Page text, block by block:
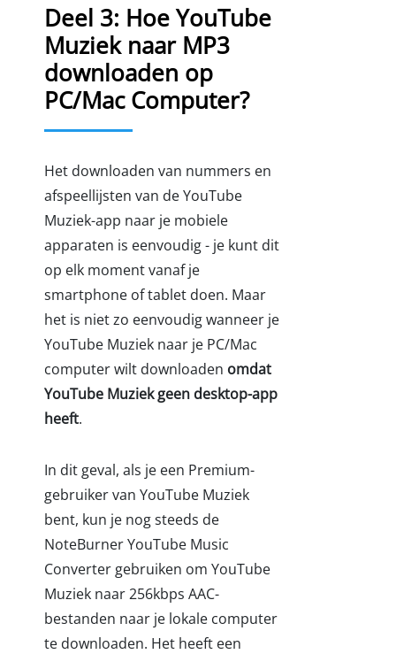
Deel 3: Hoe YouTube
Muziek naar MP3
downloaden op
PC/Mac Computer?
Het downloaden van nummers en
afspeellijsten van de YouTube
Muziek-app naar je mobiele
apparaten is eenvoudig - je kunt dit
op elk moment vanaf je
smartphone of tablet doen. Maar
het is niet zo eenvoudig wanneer je
YouTube Muziek naar je PC/Mac
computer wilt downloaden omdat
YouTube Muziek geen desktop-app
heeft.
In dit geval, als je een Premium-
gebruiker van YouTube Muziek
bent, kun je nog steeds de
NoteBurner YouTube Music
Converter gebruiken om YouTube
Muziek naar 256kbps AAC-
bestanden naar je lokale computer
te downloaden. Het heeft een